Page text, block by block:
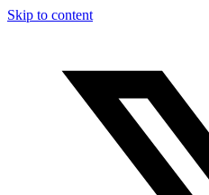
Skip to content